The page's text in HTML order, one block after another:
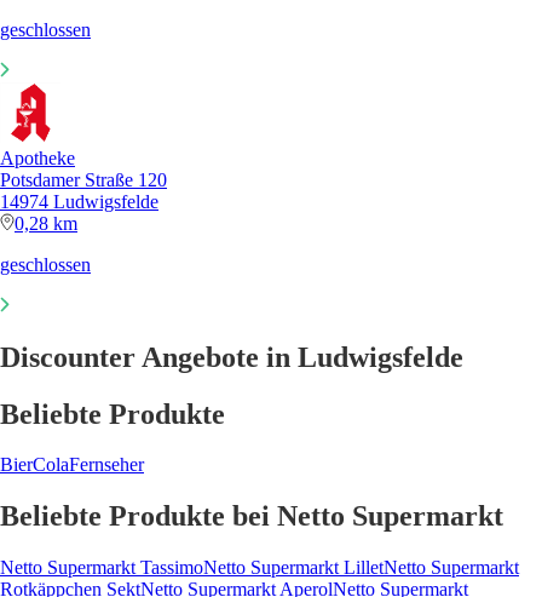
geschlossen
Apotheke
Potsdamer Straße 120
14974 Ludwigsfelde
0,28 km
geschlossen
Discounter Angebote in Ludwigsfelde
Beliebte Produkte
BierColaFernseher
Beliebte Produkte bei Netto Supermarkt
Netto Supermarkt TassimoNetto Supermarkt LilletNetto Supermarkt
Rotkäppchen SektNetto Supermarkt AperolNetto Supermarkt